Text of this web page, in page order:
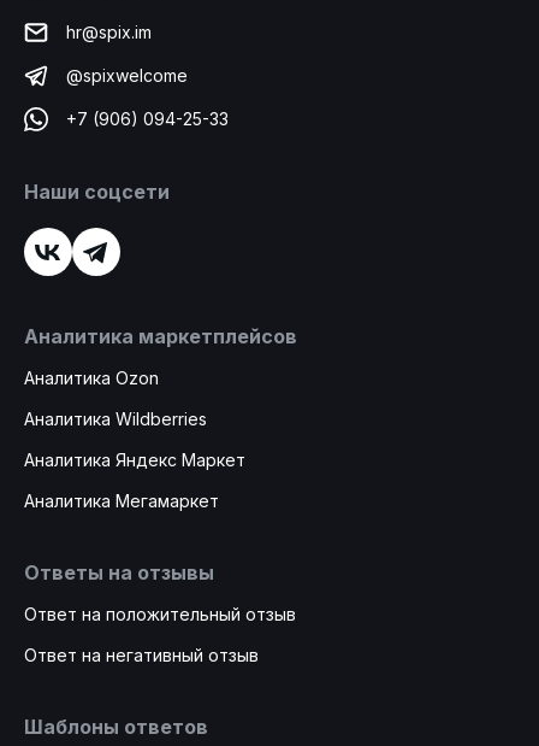
hr@spix.im
@spixwelcome
+7 (906) 094-25-33
Аналитика маркетплейсов
Аналитика Ozon
Аналитика Wildberries
Аналитика Яндекс Маркет
Аналитика Мегамаркет
Наши соцсети
Ответы на отзывы
Ответ на положительный отзыв
Ответ на негативный отзыв
Шаблоны ответов